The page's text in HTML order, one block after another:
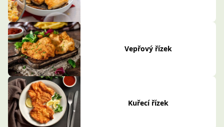
Vepřový řízek
Kuřecí řízek